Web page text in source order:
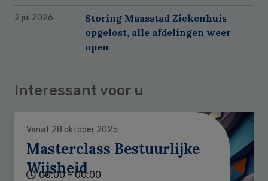
2 jul 2026
Storing Maasstad Ziekenhuis
opgelost, alle afdelingen weer
open
Interessant voor u
Vanaf 28 oktober 2025
Masterclass Bestuurlijke
Wijsheid
00:00 - 00:00